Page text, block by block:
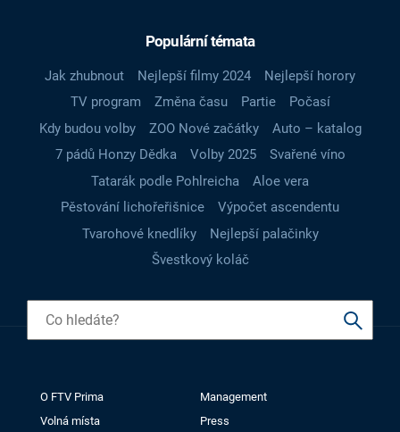
Populární témata
Jak zhubnout Nejlepší filmy 2024
Nejlepší horory
TV program
Změna času Partie
Počasí
Kdy budou volby
ZOO Nové začátky
Auto – katalog
7 pádů Honzy Dědka
Volby 2025
Svařené víno
Tatarák podle Pohlreicha
Aloe vera
Pěstování lichořeřišnice
Výpočet ascendentu
Tvarohové knedlíky
Nejlepší palačinky
Švestkový koláč
O FTV Prima
Management
Volná místa
Press